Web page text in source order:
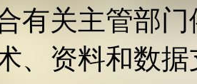
有关主管部
、资料和数